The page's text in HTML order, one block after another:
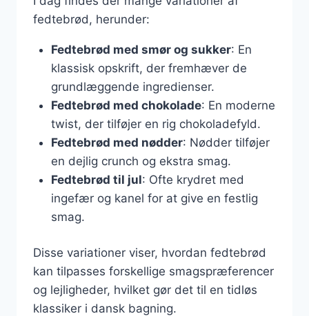
fedtebrød, herunder:
Fedtebrød med smør og sukker: En
klassisk opskrift, der fremhæver de
grundlæggende ingredienser.
Fedtebrød med chokolade: En moderne
twist, der tilføjer en rig chokoladefyld.
Fedtebrød med nødder: Nødder tilføjer
en dejlig crunch og ekstra smag.
Fedtebrød til jul: Ofte krydret med
ingefær og kanel for at give en festlig
smag.
Disse variationer viser, hvordan fedtebrød
kan tilpasses forskellige smagspræferencer
og lejligheder, hvilket gør det til en tidløs
klassiker i dansk bagning.